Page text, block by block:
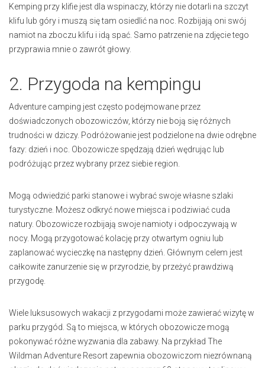
Kemping przy klifie jest dla wspinaczy, którzy nie dotarli na szczyt
klifu lub góry i muszą się tam osiedlić na noc. Rozbijają oni swój
namiot na zboczu klifu i idą spać. Samo patrzenie na zdjęcie tego
przyprawia mnie o zawrót głowy.
2. Przygoda na kempingu
Adventure camping jest często podejmowane przez
doświadczonych obozowiczów, którzy nie boją się różnych
trudności w dziczy. Podróżowanie jest podzielone na dwie odrębne
fazy: dzień i noc. Obozowicze spędzają dzień wędrując lub
podróżując przez wybrany przez siebie region.
Mogą odwiedzić parki stanowe i wybrać swoje własne szlaki
turystyczne. Możesz odkryć nowe miejsca i podziwiać cuda
natury. Obozowicze rozbijają swoje namioty i odpoczywają w
nocy. Mogą przygotować kolację przy otwartym ogniu lub
zaplanować wycieczkę na następny dzień. Głównym celem jest
całkowite zanurzenie się w przyrodzie, by przeżyć prawdziwą
przygodę.
Wiele luksusowych wakacji z przygodami może zawierać wizytę w
parku przygód. Są to miejsca, w których obozowicze mogą
pokonywać różne wyzwania dla zabawy. Na przykład The
Wildman Adventure Resort zapewnia obozowiczom niezrównaną